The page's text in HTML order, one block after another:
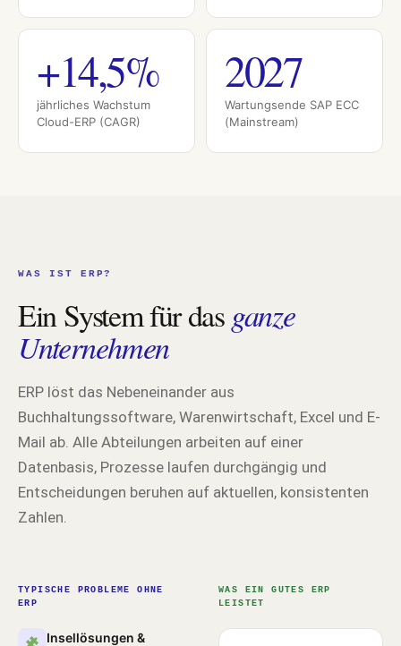
+14,5%
jährliches Wachstum
Cloud-ERP (CAGR)
2027
Wartungsende SAP ECC
(Mainstream)
WAS IST ERP?
Ein System für das ganze
Unternehmen
ERP löst das Nebeneinander aus
Buchhaltungssoftware, Warenwirtschaft, Excel und E-
Mail ab. Alle Abteilungen arbeiten auf einer
Datenbasis, Prozesse laufen durchgängig und
Entscheidungen beruhen auf aktuellen, konsistenten
Zahlen.
TYPISCHE PROBLEME OHNE
ERP
Insellösungen &
WAS EIN GUTES ERP
LEISTET